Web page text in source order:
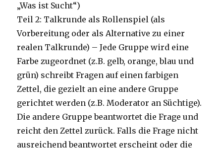
„Was ist Sucht“)
Teil 2: Talkrunde als Rollenspiel (als
Vorbereitung oder als Alternative zu einer
realen Talkrunde) – Jede Gruppe wird eine
Farbe zugeordnet (z.B. gelb, orange, blau und
grün) schreibt Fragen auf einen farbigen
Zettel, die gezielt an eine andere Gruppe
gerichtet werden (z.B. Moderator an Süchtige).
Die andere Gruppe beantwortet die Frage und
reicht den Zettel zurück. Falls die Frage nicht
ausreichend beantwortet erscheint oder die